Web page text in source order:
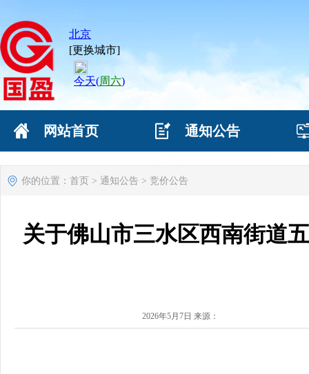
网站首页
网站首页 通知公告
你的位置： 首页 > 通知公告 > 竞价公告
关于佛山市三水区西南街道
2026年5月7日 来源：